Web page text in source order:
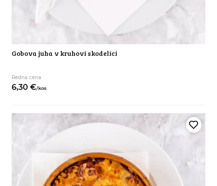
Gobova juha v kruhovi skodelici
Redna cena
6,30 €/kos